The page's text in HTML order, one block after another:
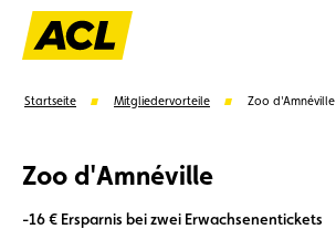
Startseite Mitgliedervorteile Zoo d'Amnéville
Zoo d'Amnéville
-16 € Ersparnis bei zwei Erwachsenentickets